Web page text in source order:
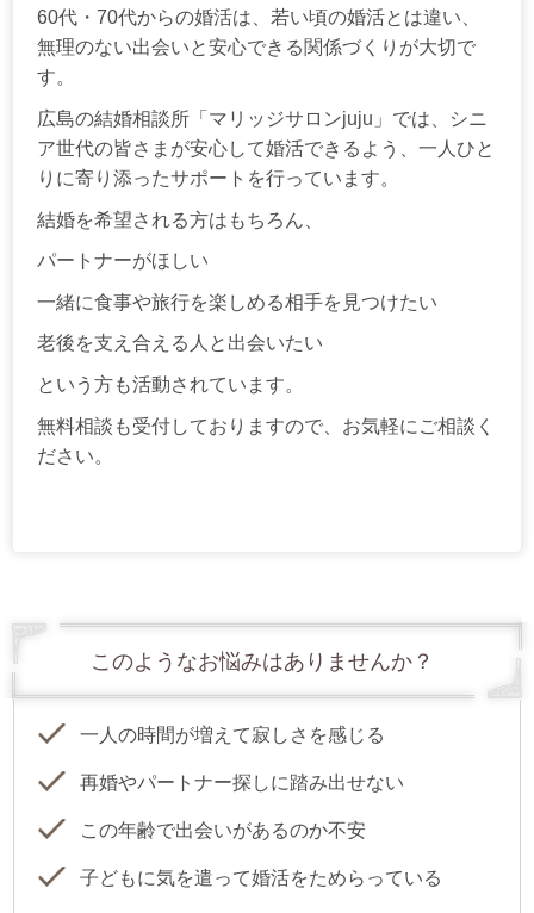
60代・70代からの婚活は、若い頃の婚活とは違い、
無理のない出会いと安心できる関係づくりが大切で
す。
広島の結婚相談所「マリッジサロンjuju」では、シニ
ア世代の皆さまが安心して婚活できるよう、一人ひと
りに寄り添ったサポートを行っています。
結婚を希望される方はもちろん、
パートナーがほしい
一緒に食事や旅行を楽しめる相手を見つけたい
老後を支え合える人と出会いたい
という方も活動されています。
無料相談も受付しておりますので、お気軽にご相談く
ださい。
このようなお悩みはありませんか？
一人の時間が増えて寂しさを感じる
再婚やパートナー探しに踏み出せない
この年齢で出会いがあるのか不安
子どもに気を遣って婚活をためらっている